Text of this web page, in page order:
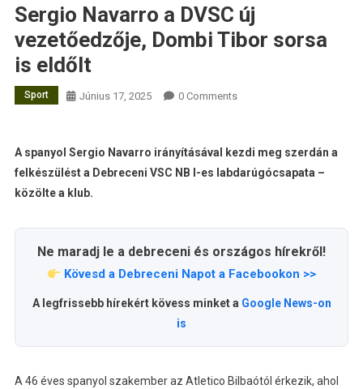
Sergio Navarro a DVSC új
vezetőedzője, Dombi Tibor sorsa
is eldőlt
Sport Június 17, 2025 0 Comments
A spanyol Sergio Navarro irányításával kezdi meg szerdán a
felkészülést a Debreceni VSC NB I-es labdarúgócsapata –
közölte a klub.
Ne maradj le a debreceni és országos hírekről!
Kövesd a Debreceni Napot a Facebookon >>
A legfrissebb hírekért kövess minket a Google News-on
is
A 46 éves spanyol szakember az Atletico Bilbaótól érkezik, ahol